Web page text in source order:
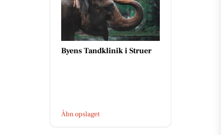
Byens Tandklinik i Struer
Åbn opslaget